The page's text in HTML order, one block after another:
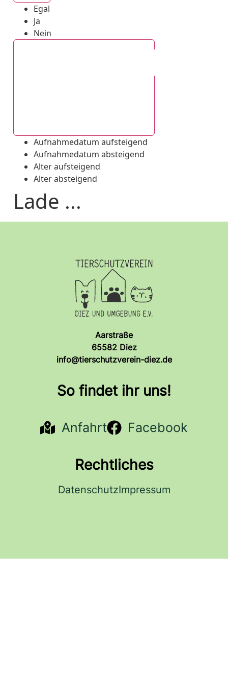
Egal
Ja
Nein
Aufnahmedatum aufsteigend
Aufnahmedatum absteigend
Alter aufsteigend
Alter absteigend
Lade ...
Aarstraße
65582 Diez
info@tierschutzverein-diez.de
So findet ihr uns!
Anfahrt Facebook
Rechtliches
DatenschutzImpressum